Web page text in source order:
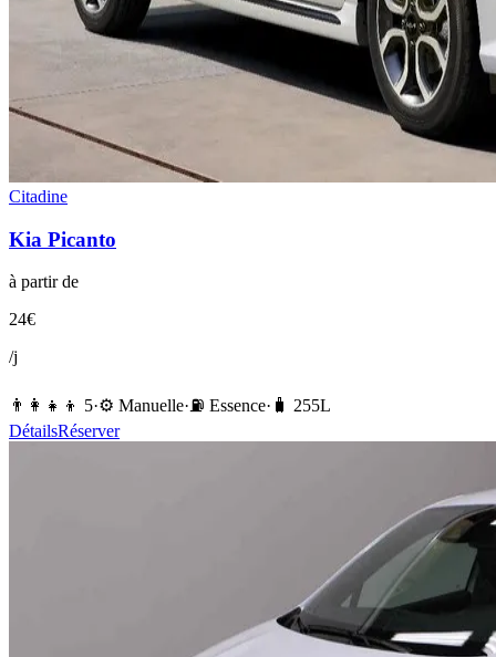
Citadine
Kia Picanto
à partir de
24€
/j
👨‍👩‍👧‍👦 5·⚙️ Manuelle·⛽️ Essence· 🧳 255L
DétailsRéserver